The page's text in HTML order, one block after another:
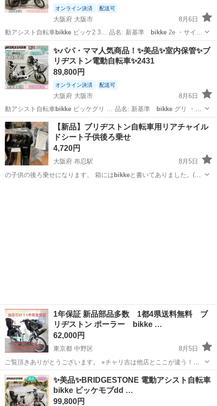
オンライン決済 配送可
大阪府 大阪市
8月6日
動アシスト自転車bikkeビッケ2 3… 品名: 新基準 bikke2e ・サイ…
大阪 大阪市 電動アシスト自転車 ブリヂストン
✨パパ・ママ人気商品！✨美品✨室内保管✨ブ
リヂストン電動自転車✨2431
89,800円
オンライン決済 配送可
大阪府 大阪市
8月6日
動アシスト自転車bikkeビッケグリ … 品名: 新基準 bikkeグリ ・サ
イ…
大阪 大阪市 電動アシスト自転車 ブリヂストン
【新品】ブリヂストン自転車用リアチャイル
ドシート子供後ろ乗せ
4,720円
大阪府 布忍駅
8月5日
の子供の後ろ乗せになります。 箱には bikkeと書いてありました。(自
1年保証 新品部品多数 1都4県送料無料 ブ
リヂストン ポーラー bikke …
62,000円
東京都 中野区
8月5日
ご覧頂きありがとうございます。 ⭐︎チャリ吉は他店とここが違う！！
★全て1年間の完全保証付き（詳しくはプロフィール欄記載） ★新品
部品多数、整備に一切妥協しません。 ★バッテリー全て新品同様容量
又は最優良品。 ★100%...
東京 中野区 電動アシスト自転車 20インチ
✨美品✨BRIDGESTONE 電動アシスト自転車
bikke ビッケモブdd …
99,800円